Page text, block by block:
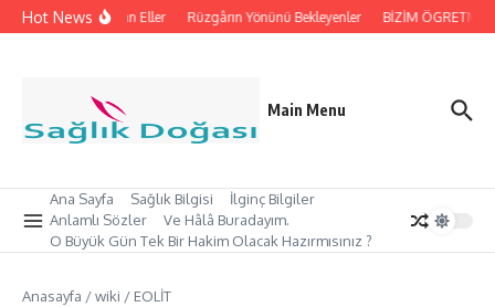
İçeriğe atla
Hot Newsİpleri Tutan Eller Rüzgârın Yönünü Bekleyenler BİZİM
Main Menu
Ana Sayfa Sağlık Bilgisi
İlginç Bilgiler
Anlamlı Sözler
Ve Hâlâ Buradayım.
O Büyük Gün Tek Bir Hakim Olacak Hazırmısınız ?
Anasayfa /wiki / EOLİT